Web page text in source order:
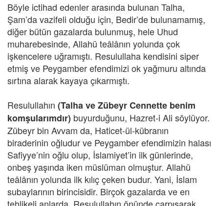
Böyle ictihad edenler arasında bulunan Talha,
Şam’da vazifeli olduğu için, Bedir’de bulunamamış,
diğer bütün gazalarda bulunmuş, hele Uhud
muharebesinde, Allahü teâlânın yolunda çok
işkencelere uğramıştı. Resulullaha kendisini siper
etmiş ve Peygamber efendimizi ok yağmuru altında
sırtına alarak kayaya çıkarmıştı.
Resulullahın (Talha ve Zübeyr Cennette benim
komşularımdır) buyurduğunu, Hazret-i Ali söylüyor.
Zübeyr bin Avvam da, Haticet-ül-kübranın
biraderinin oğludur ve Peygamber efendimizin halası
Safiyye’nin oğlu olup, İslamiyet’in ilk günlerinde,
onbeş yaşında iken müslüman olmuştur. Allahü
teâlânın yolunda ilk kılıç çeken budur. Yani, İslam
subaylarının birincisidir. Birçok gazalarda ve en